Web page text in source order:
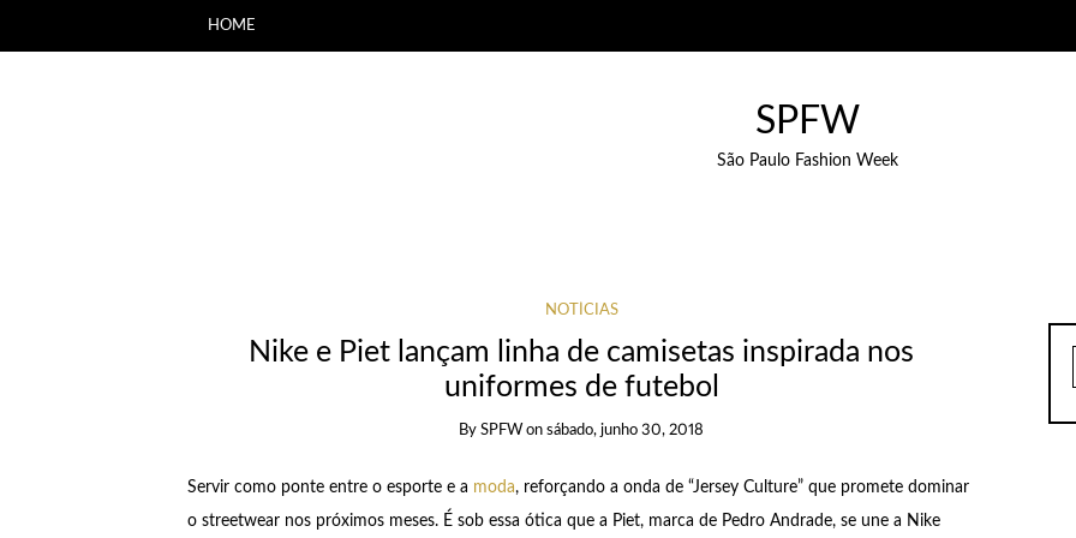
HOME
SPFW
São Paulo Fashion Week
NOTÍCIAS
Nike e Piet lançam linha de camisetas inspirada nos
uniformes de futebol
BySPFW onsábado, junho 30, 2018
Servir como ponte entre o esporte e a moda, reforçando a onda de “Jersey Culture” que promete dominar
o streetwear nos próximos meses. É sob essa ótica que a Piet, marca de Pedro Andrade, se une a Nike